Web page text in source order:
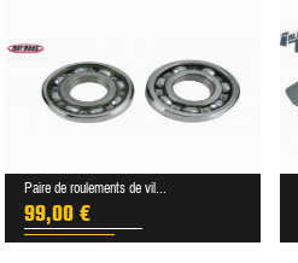
Paire de roulements de vil...
99,00 €